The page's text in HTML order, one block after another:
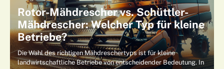
Rotor-Mähdrescher vs. Schüttler-
Mähdrescher: Welcher Typ für kleine
Betriebe?
Die Wahl des richtigen Mähdreschertyps ist für kleine
landwirtschaftliche Betriebe von entscheidender Bedeutung. In